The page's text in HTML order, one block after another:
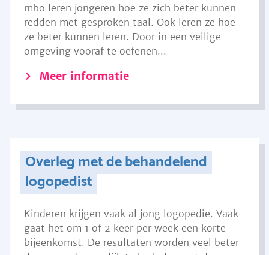
mbo leren jongeren hoe ze zich beter kunnen
redden met gesproken taal. Ook leren ze hoe
ze beter kunnen leren. Door in een veilige
omgeving vooraf te oefenen...
Meer informatie
Overleg met de behandelend
logopedist
Kinderen krijgen vaak al jong logopedie. Vaak
gaat het om 1 of 2 keer per week een korte
bijeenkomst. De resultaten worden veel beter